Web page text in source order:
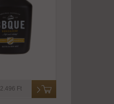
2.496 Ft